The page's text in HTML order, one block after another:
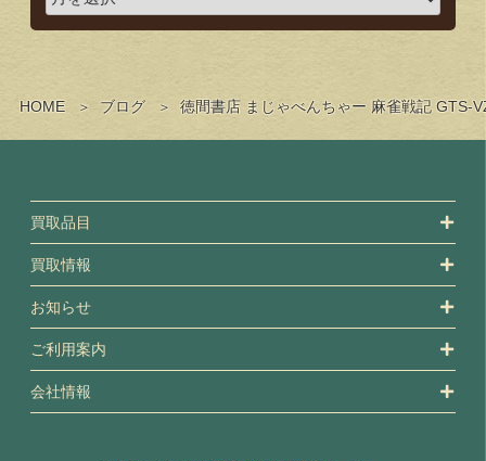
HOME ブログ 徳間書店 まじゃべんちゃー 麻雀戦記 GTS-
買取品目
買取情報
お知らせ
ご利用案内
会社情報